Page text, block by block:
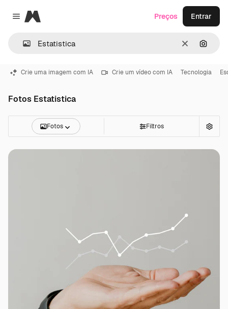
Close menu
Magnific
Limpar
Preços Entrar
Crie uma imagem com IA Crie um vídeo com IA Tecnologia
Fotos Estatistica
Fotos Filtros